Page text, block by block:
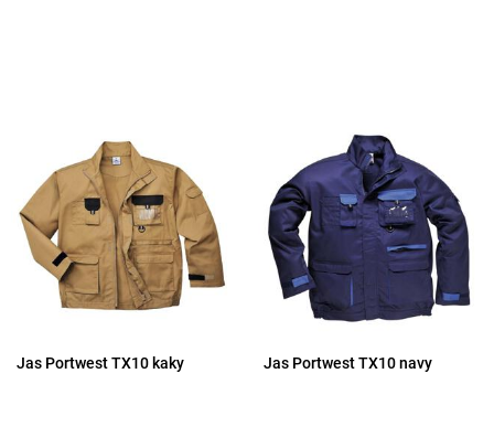
Jas Portwest TX10 kaky Jas Portwest TX10 navy